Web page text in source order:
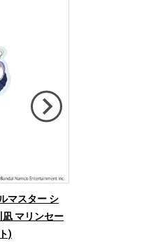
マスター シ
マリンセー
)